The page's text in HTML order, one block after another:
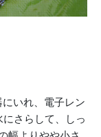
いれ、電子レン
さらして、しっ